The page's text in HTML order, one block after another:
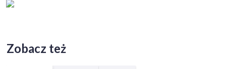
Zobacz też